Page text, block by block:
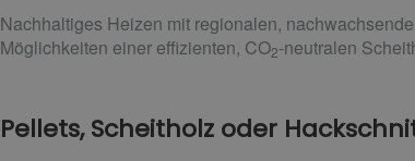
Nachhaltiges Heizen mit regionalen,
Möglichkeiten einer effizienten, CO2-neutralen
Pellets, Scheitholz oder